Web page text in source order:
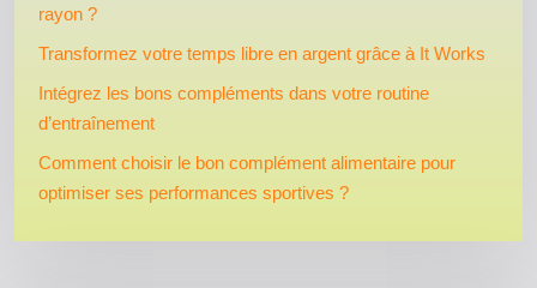
rayon ?
Transformez votre temps libre en argent grâce à It Works
Intégrez les bons compléments dans votre routine
d’entraînement
Comment choisir le bon complément alimentaire pour
optimiser ses performances sportives ?